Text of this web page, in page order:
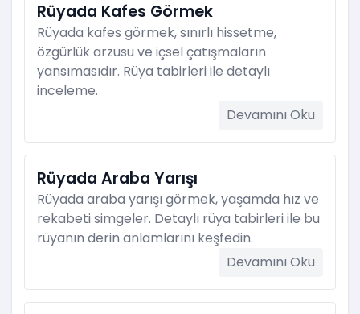
Rüyada Kafes Görmek
Rüyada kafes görmek, sınırlı hissetme,
özgürlük arzusu ve içsel çatışmaların
yansımasıdır. Rüya tabirleri ile detaylı
inceleme.
Devamını Oku
Rüyada Araba Yarışı
Rüyada araba yarışı görmek, yaşamda hız ve
rekabeti simgeler. Detaylı rüya tabirleri ile bu
rüyanın derin anlamlarını keşfedin.
Devamını Oku